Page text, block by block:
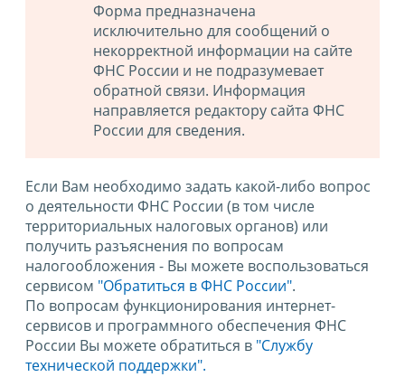
Форма предназначена
исключительно для сообщений о
некорректной информации на сайте
ФНС России и не подразумевает
обратной связи. Информация
направляется редактору сайта ФНС
России для сведения.
Если Вам необходимо задать какой-либо вопрос
о деятельности ФНС России (в том числе
территориальных налоговых органов) или
получить разъяснения по вопросам
налогообложения - Вы можете воспользоваться
сервисом "Обратиться в ФНС России".
По вопросам функционирования интернет-
сервисов и программного обеспечения ФНС
России Вы можете обратиться в "Службу
технической поддержки".